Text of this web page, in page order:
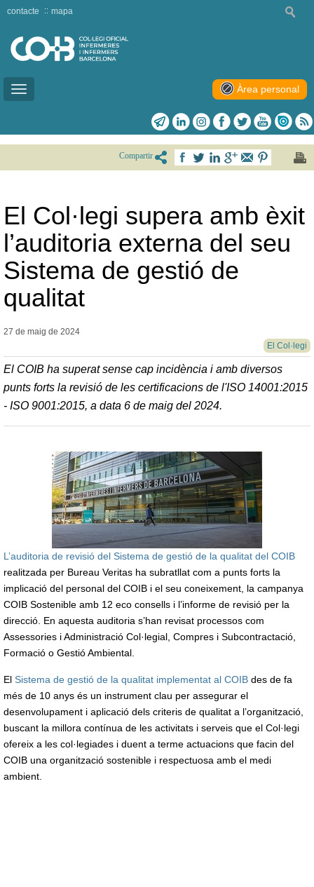
Toggle
contacte mapa
Àrea personal
Compartir
El Col·legi supera amb èxit
l’auditoria externa del seu
Sistema de gestió de
qualitat
27 de maig de 2024
El Col·legi
El COIB ha superat sense cap incidència i amb diversos
punts forts la revisió de les certificacions de l'ISO 14001:2015
- ISO 9001:2015, a data 6 de maig del 2024.
L’auditoria de revisió del Sistema de gestió de la qualitat del COIB
realitzada per Bureau Veritas ha subratllat com a punts forts la
implicació del personal del COIB i el seu coneixement, la campanya
COIB Sostenible amb 12 eco consells i l’informe de revisió per la
direcció. En aquesta auditoria s’han revisat processos com
Assessories i Administració Col·legial, Compres i Subcontractació,
Formació o Gestió Ambiental.
El Sistema de gestió de la qualitat implementat al COIB des de fa
més de 10 anys és un instrument clau per assegurar el
desenvolupament i aplicació dels criteris de qualitat a l’organització,
buscant la millora contínua de les activitats i serveis que el Col·legi
ofereix a les col·legiades i duent a terme actuacions que facin del
COIB una organització sostenible i respectuosa amb el medi
ambient.